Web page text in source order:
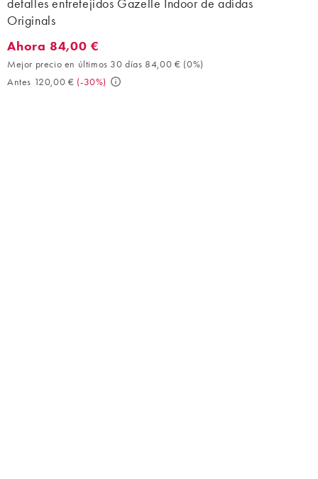
detalles entretejidos Gazelle Indoor de adidas
Originals
Ahora 84,00 €. Mejor precio en últimos 30 días 84,00 € (0%).
Ahora 84,00 €
Mejor precio en últimos 30 días 84,00 € (0%)
Antes 120,00 € (-30%)